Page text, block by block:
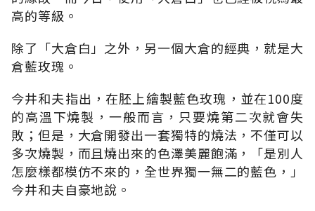
高的等級。
除了「大倉白」之外，另一個大倉的經典，就是大
倉藍玫瑰。
今井和夫指出，在胚上繪製藍色玫瑰，並在100度
的高溫下燒製，一般而言，只要燒第二次就會失
敗；但是，大倉開發出一套獨特的燒法，不僅可以
多次燒製，而且燒出來的色澤美麗飽滿，「是別人
怎麼樣都模仿不來的，全世界獨一無二的藍色，」
今井和夫自豪地說。